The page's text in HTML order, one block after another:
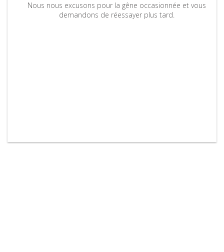
Nous nous excusons pour la gêne occasionnée et vous
demandons de réessayer plus tard.